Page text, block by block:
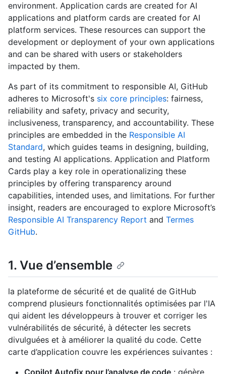
environment. Application cards are created for AI
applications and platform cards are created for AI
platform services. These resources can support the
development or deployment of your own applications
and can be shared with users or stakeholders
impacted by them.
As part of its commitment to responsible AI, GitHub
adheres to Microsoft's six core principles: fairness,
reliability and safety, privacy and security,
inclusiveness, transparency, and accountability. These
principles are embedded in the Responsible AI
Standard, which guides teams in designing, building,
and testing AI applications. Application and Platform
Cards play a key role in operationalizing these
principles by offering transparency around
capabilities, intended uses, and limitations. For further
insight, readers are encouraged to explore Microsoft’s
Responsible AI Transparency Report and Termes
GitHub.
1. Vue d’ensemble
la plateforme de sécurité et de qualité de GitHub
comprend plusieurs fonctionnalités optimisées par l'IA
qui aident les développeurs à trouver et corriger les
vulnérabilités de sécurité, à détecter les secrets
divulguées et à améliorer la qualité du code. Cette
carte d’application couvre les expériences suivantes :